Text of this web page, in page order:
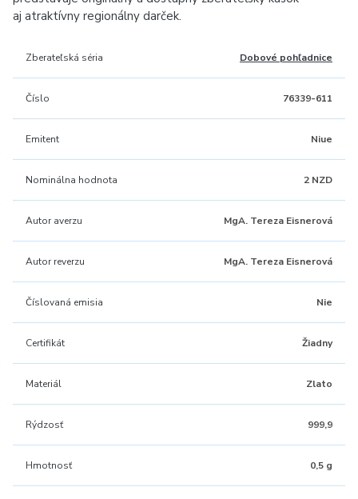
aj atraktívny regionálny darček.
Zberateľská séria Dobové pohľadnice
Číslo 76339-611
Emitent Niue
Nominálna hodnota 2 NZD
Autor averzu MgA. Tereza Eisnerová
Autor reverzu MgA. Tereza Eisnerová
Číslovaná emisia Nie
Certifikát Žiadny
Materiál Zlato
Rýdzosť 999,9
Hmotnosť 0,5 g